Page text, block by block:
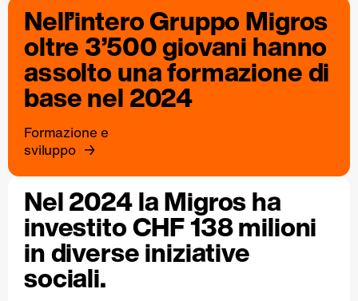
Nell’intero Gruppo Migros
oltre 3’500 giovani hanno
assolto una formazione di
base nel 2024
Formazione e
sviluppo
Nel 2024 la Migros ha
investito CHF 138 milioni
in diverse iniziative
sociali.